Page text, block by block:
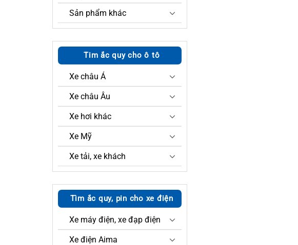
Sản phẩm khác
Tim ắc quy cho ô tô
Xe châu Á
Xe châu Âu
Xe hơi khác
Xe Mỹ
Xe tải, xe khách
Tìm ắc quy, pin cho xe điện
Xe máy điện, xe đạp điện
Xe điện Aima